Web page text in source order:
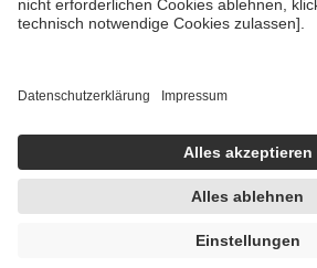
GKV getragen werden
Einholung von Bewertungen. Trusted
getroffen, um sicherzustellen, dass es sich
handelt. Mehr Informationen findest du
https://help.etrusted.com/hc/de/articles/